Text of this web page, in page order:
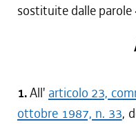
sostituite dalle parole
1.All' articolo 23,
ottobre 1987, n. 33,